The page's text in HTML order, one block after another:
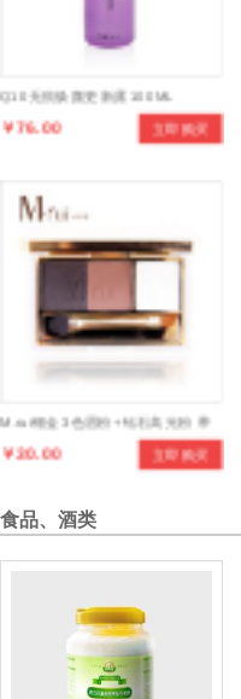
Q10无痕焕颜更新露100ML
立即购买
￥76.00
M.rui镏金3色眉粉+钻石高光粉 带
眉刷 立即购买
￥30.00
食品、酒类